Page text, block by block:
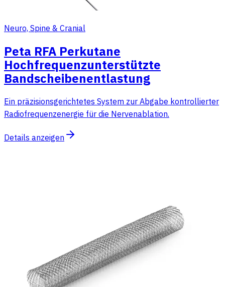
Neuro, Spine & Cranial
Peta RFA Perkutane
Hochfrequenzunterstützte
Bandscheibenentlastung
Ein präzisionsgerichtetes System zur Abgabe kontrollierter
Radiofrequenzenergie für die Nervenablation.
Details anzeigen